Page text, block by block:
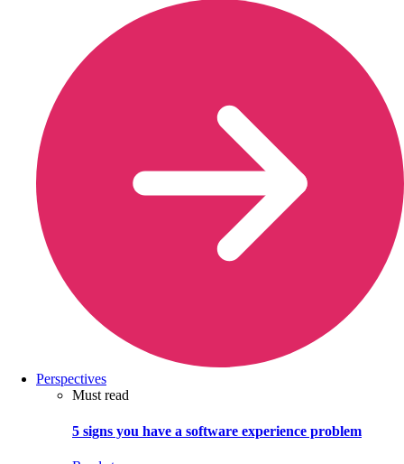
Perspectives
Must read
5 signs you have a software experience problem